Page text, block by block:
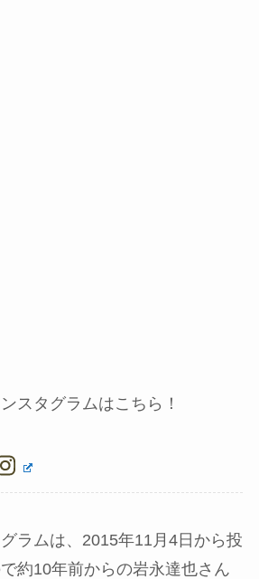
スタグラムはこちら！
ラムは、2015年11月4日から投
約10年前からの岩永達也さん